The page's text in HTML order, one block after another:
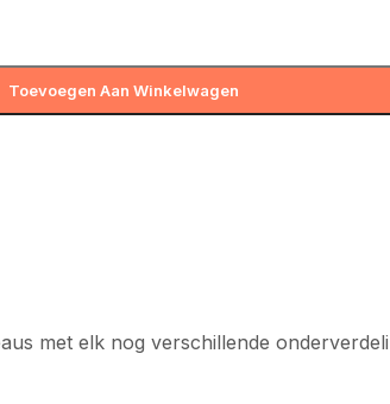
Toevoegen Aan Winkelwagen
met elk nog verschillende